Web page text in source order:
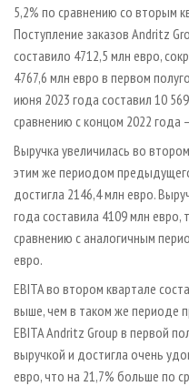
5,2% по сравнению со вторым
Поступление заказов Andritz
составило 4712,5 млн евро,
4767,6 млн евро в первом
июня 2023 года составил 10
сравнению с концом 2022 года
Выручка увеличилась во
этим же периодом
достигла 2146,4 млн евро.
года составила 4109 млн евро,
сравнению с аналогичным
евро.
EBITA во втором квартале
выше, чем в таком же периоде
EBITA Andritz Group в первой
выручкой и достигла очень
евро, что на 21,7% больше по